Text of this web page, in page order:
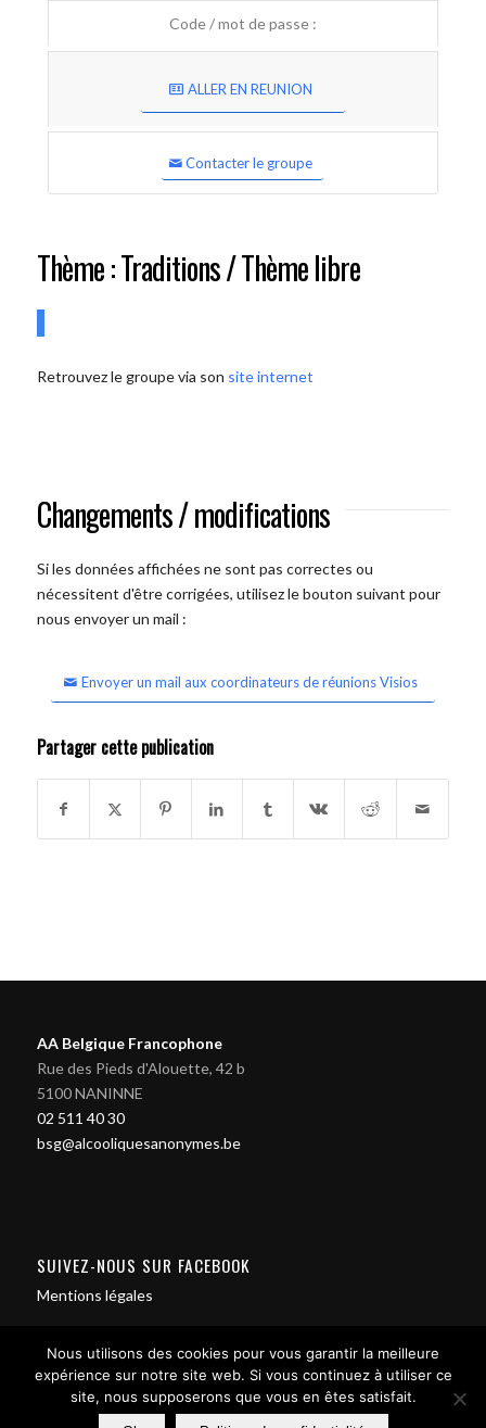
Code / mot de passe :
ALLER EN REUNION
Contacter le groupe
Thème : Traditions / Thème libre
Retrouvez le groupe via son site internet
Changements / modifications
Si les données affichées ne sont pas correctes ou
nécessitent d'être corrigées, utilisez le bouton suivant pour
nous envoyer un mail :
Envoyer un mail aux coordinateurs de réunions Visios
Partager cette publication
AA Belgique Francophone
Rue des Pieds d'Alouette, 42 b
5100 NANINNE
02 511 40 30
bsg@alcooliquesanonymes.be
SUIVEZ-NOUS SUR FACEBOOK
Mentions légales
Nous utilisons des cookies pour vous garantir la meilleure
expérience sur notre site web. Si vous continuez à utiliser ce
site, nous supposerons que vous en êtes satisfait.
Contact us